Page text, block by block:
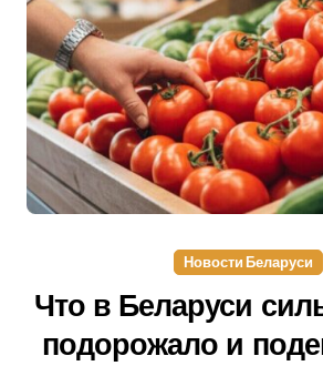
Новости Беларуси
Что в Беларуси
подорожало и